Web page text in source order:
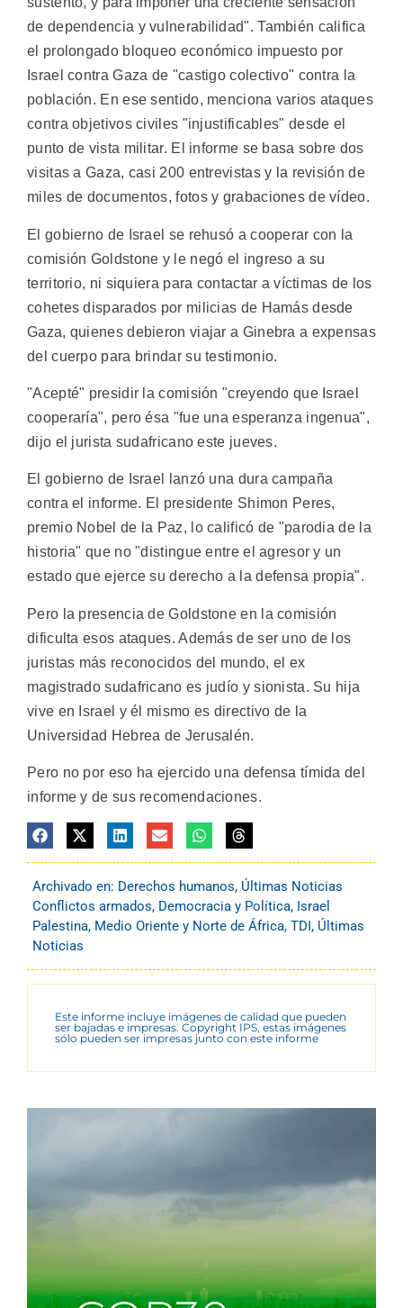
de dependencia y vulnerabilidad". También califica
el prolongado bloqueo económico impuesto por
Israel contra Gaza de "castigo colectivo" contra la
población. En ese sentido, menciona varios ataques
contra objetivos civiles "injustificables" desde el
punto de vista militar. El informe se basa sobre dos
visitas a Gaza, casi 200 entrevistas y la revisión de
miles de documentos, fotos y grabaciones de vídeo.
El gobierno de Israel se rehusó a cooperar con la
comisión Goldstone y le negó el ingreso a su
territorio, ni siquiera para contactar a víctimas de los
cohetes disparados por milicias de Hamás desde
Gaza, quienes debieron viajar a Ginebra a expensas
del cuerpo para brindar su testimonio.
"Acepté" presidir la comisión "creyendo que Israel
cooperaría", pero ésa "fue una esperanza ingenua",
dijo el jurista sudafricano este jueves.
El gobierno de Israel lanzó una dura campaña
contra el informe. El presidente Shimon Peres,
premio Nobel de la Paz, lo calificó de "parodia de la
historia" que no "distingue entre el agresor y un
estado que ejerce su derecho a la defensa propia".
Pero la presencia de Goldstone en la comisión
dificulta esos ataques. Además de ser uno de los
juristas más reconocidos del mundo, el ex
magistrado sudafricano es judío y sionista. Su hija
vive en Israel y él mismo es directivo de la
Universidad Hebrea de Jerusalén.
Pero no por eso ha ejercido una defensa tímida del
informe y de sus recomendaciones.
Archivado en: Derechos humanos, Últimas Noticias
Conflictos armados, Democracia y Política, Israel
Palestina, Medio Oriente y Norte de África, TDI, Últimas
Noticias
Este informe incluye imágenes de calidad que pueden
ser bajadas e impresas. Copyright IPS, estas imágenes
sólo pueden ser impresas junto con este informe